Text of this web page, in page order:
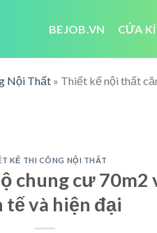
BEJOB.VN CỬA
Nội Thất » Thiết kế nội thất
KẾ THI CÔNG NỘI THẤT
chung cư 70m2
tế và hiện đại